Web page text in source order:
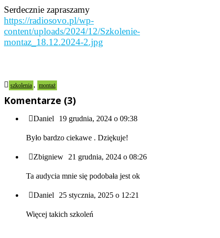
Serdecznie zapraszamy
https://radiosovo.pl/wp-
content/uploads/2024/12/Szkolenie-
montaz_18.12.2024-2.jpg
szkolenia , montaż
Komentarze (3)
Daniel 19 grudnia, 2024 o 09:38
Było bardzo ciekawe . Dziękuje!
Zbigniew 21 grudnia, 2024 o 08:26
Ta audycia mnie się podobała jest ok
Daniel 25 stycznia, 2025 o 12:21
Więcej takich szkoleń